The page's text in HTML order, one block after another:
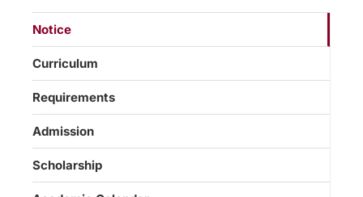
Notice
Curriculum
Requirements
Admission
Scholarship